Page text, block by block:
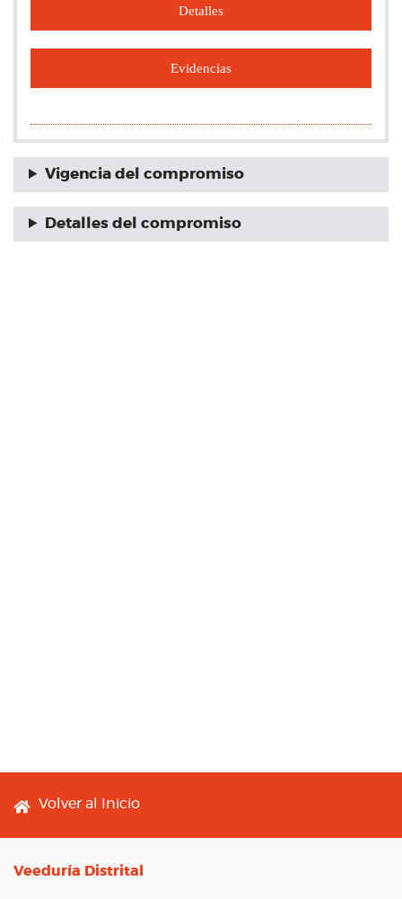
Detalles
Evidencias
Vigencia del compromiso
Detalles del compromiso
Footer menu
Volver al Inicio
Veeduría Distrital